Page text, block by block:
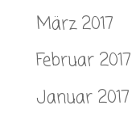
März 2017
Februar 2017
Januar 2017